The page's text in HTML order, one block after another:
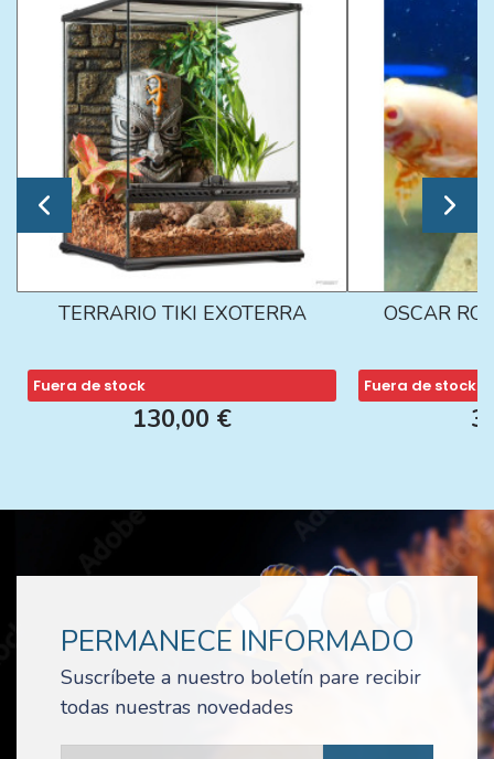
TERRARIO TIKI EXOTERRA
Fuera de stock
130,00 €
OSCAR
Fuera de stock
PERMANECE INFORMADO
Suscríbete a nuestro boletín pare recibir
todas nuestras novedades